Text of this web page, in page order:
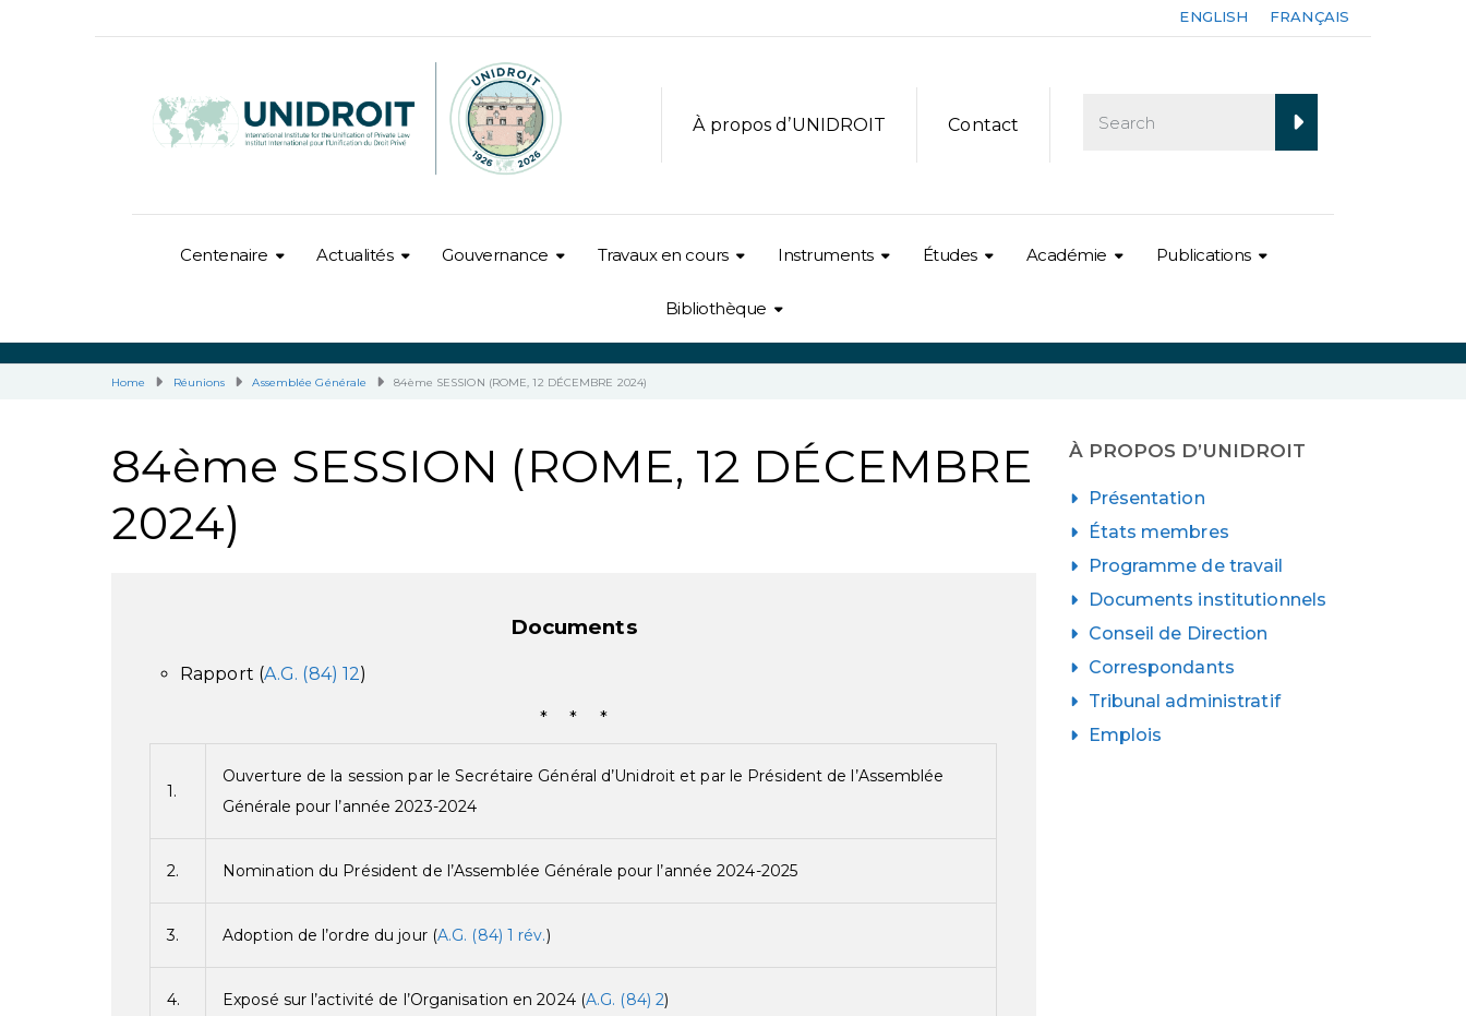
ENGLISH FRANÇAIS
À propos d’UNIDROIT Contact
Centenaire Actualités Gouvernance Travaux en cours Instruments Études Académie Publications
Bibliothèque
Home Réunions Assemblée Générale 84ème SESSION (ROME, 12 DÉCEMBRE 2024)
84ème SESSION (ROME, 12 DÉCEMBRE
2024)
Documents
Rapport (A.G. (84) 12)
* * *
1.
Ouverture de la session par le Secrétaire Général d’Unidroit et par le Président de l’Assemblée
Générale pour l’année 2023-2024
2. Nomination du Président de l’Assemblée Générale pour l’année 2024-2025
3. Adoption de l’ordre du jour (A.G. (84) 1 rév.)
4. Exposé sur l’activité de l’Organisation en 2024 (A.G. (84) 2)
À PROPOS D’UNIDROIT
Présentation
États membres
Programme de travail
Documents institutionnels
Conseil de Direction
Correspondants
Tribunal administratif
Emplois